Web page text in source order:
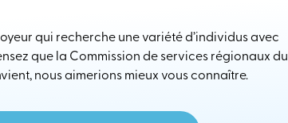
qui recherche une variété d’individus avec
que la Commission de services régionaux du
nous aimerions mieux vous connaître.